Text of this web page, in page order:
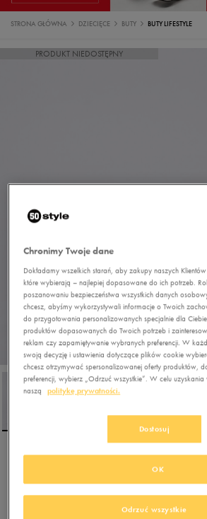
STRONA GŁÓWNA DZIECIĘCE BUTY BUTY LIFESTYLE
PRODUKT NIEDOSTĘPNY
Chronimy Twoje dane
Dokładamy wszelkich starań, aby zakupy naszych
które wybierają – najlepiej dopasowane do ich potrzeb.
poszanowaniu bezpieczeństwa wszystkich danych
chcesz, abyśmy wykorzystywali informacje o Twoich
do przygotowania personalizowanych specjalnie dla
produktów dopasowanych do Twoich potrzeb i
reklam czy zapamiętywanie wybranych preferencji. W
swoją decyzję i ustawienia dotyczące plików cookie
chcesz otrzymywać spersonalizowanej oferty produktów,
preferencji, wybierz „Odrzuć wszystkie”. W celu
naszą
politykę prywatności.
Dostosuj
Odrzuć wszystkie
OK